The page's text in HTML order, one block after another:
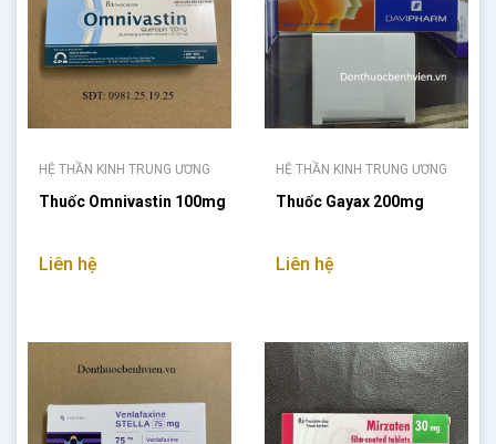
HỆ THẦN KINH TRUNG ƯƠNG
Thuốc Omnivastin 100mg
Liên hệ
HỆ THẦN KINH TRUNG ƯƠNG
Thuốc Gayax 200mg
Liên hệ